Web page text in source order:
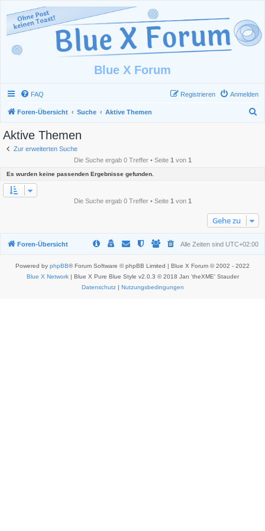
Blue X Forum
FAQ Anmelden
Registrieren
Foren-Übersicht Suche Aktive Themen
Aktive Themen
Zur erweiterten Suche
Die Suche ergab 0 Treffer • Seite 1 von 1
Es wurden keine passenden Ergebnisse gefunden.
Die Suche ergab 0 Treffer • Seite 1 von 1
Gehe zu
Foren-Übersicht Alle Zeiten sind UTC+02:00
Powered by phpBB® Forum Software © phpBB Limited | Blue X Forum © 2002 - 2022
Blue X Network| Blue X Pure Blue Style v2.0.3 © 2018 Jan 'theXME' Stauder
Datenschutz| Nutzungsbedingungen